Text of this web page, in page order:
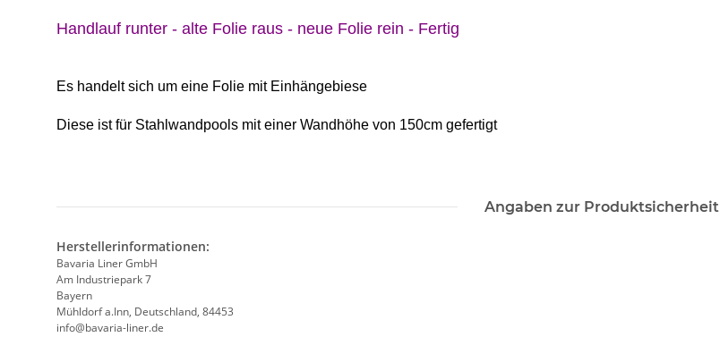
Handlauf runter - alte Folie raus - neue Folie rein - Fertig
Es handelt sich um eine Folie mit Einhängebiese
Diese ist für Stahlwandpools mit einer Wandhöhe von 150cm gefertigt
Angaben zur Produktsicherheit
Herstellerinformationen:
Bavaria Liner GmbH
Am Industriepark 7
Bayern
Mühldorf a.Inn, Deutschland, 84453
info@bavaria-liner.de